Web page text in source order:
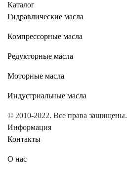
Каталог
Гидравлические масла
Компрессорные масла
Редукторные масла
Моторные масла
Индустриальные масла
© 2010-2022. Все права защищены.
Информация
Контакты
О нас